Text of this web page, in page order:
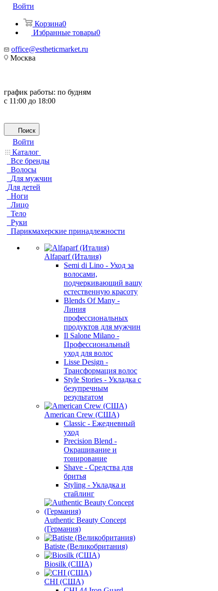
Войти
Корзина0
Избранные товары0
office@estheticmarket.ru
Москва
график работы: по будням
с 11:00 до 18:00
Поиск
Войти
Каталог
Все бренды
Волосы
Для мужчин
Для детей
Ноги
Лицо
Тело
Руки
Парикмахерские принадлежности
Alfaparf (Италия)
Semi di Lino - Уход за
волосами,
подчеркивающий вашу
естественную красоту
Blends Of Many -
Линия
профессиональных
продуктов для мужчин
Il Salone Milano -
Профессиональный
уход для волос
Lisse Design -
Трансформация волос
Style Stories - Укладка с
безупречным
результатом
American Crew (США)
Classic - Ежедневный
уход
Precision Blend -
Окрашивание и
тонирование
Shave - Средства для
бритья
Styling - Укладка и
стайлинг
Authentic Beauty Concept
(Германия)
Batiste (Великобритания)
Biosilk (США)
CHI (США)